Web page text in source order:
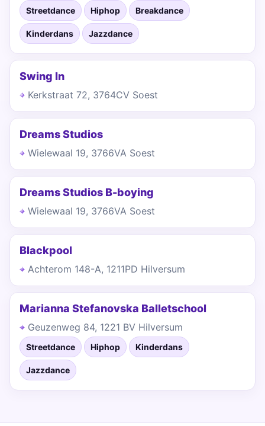
Streetdance Hiphop Breakdance
Kinderdans Jazzdance
Swing In
Kerkstraat 72, 3764CV Soest
Dreams Studios
Wielewaal 19, 3766VA Soest
Dreams Studios B-boying
Wielewaal 19, 3766VA Soest
Blackpool
Achterom 148-A, 1211PD Hilversum
Marianna Stefanovska Balletschool
Geuzenweg 84, 1221 BV Hilversum
Streetdance Hiphop Kinderdans
Jazzdance